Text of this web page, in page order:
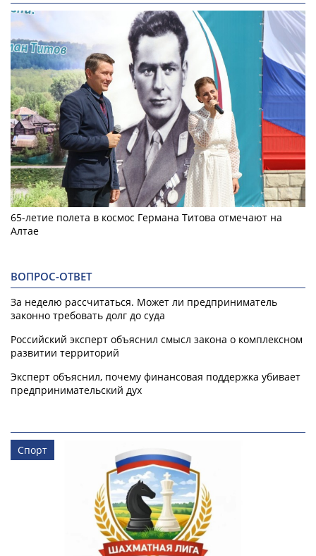
65-летие полета в космос Германа Титова отмечают на
Алтае
ВОПРОС-ОТВЕТ
За неделю рассчитаться. Может ли предприниматель
законно требовать долг до суда
Российский эксперт объяснил смысл закона о комплексном
развитии территорий
Эксперт объяснил, почему финансовая поддержка убивает
предпринимательский дух
Спорт